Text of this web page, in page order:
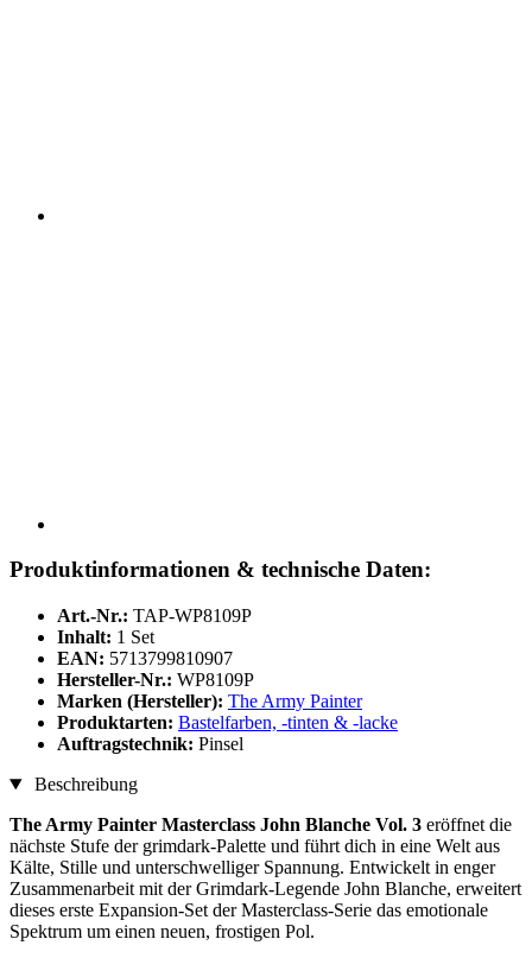
Produktinformationen & technische Daten:
Art.-Nr.: TAP-WP8109P
Inhalt: 1 Set
EAN: 5713799810907
Hersteller-Nr.: WP8109P
Marken (Hersteller): The Army Painter
Produktarten: Bastelfarben, -tinten & -lacke
Auftragstechnik: Pinsel
Beschreibung
The Army Painter Masterclass John Blanche Vol. 3 eröffnet die
nächste Stufe der grimdark-Palette und führt dich in eine Welt aus
Kälte, Stille und unterschwelliger Spannung. Entwickelt in enger
Zusammenarbeit mit der Grimdark-Legende John Blanche, erweitert
dieses erste Expansion-Set der Masterclass-Serie das emotionale
Spektrum um einen neuen, frostigen Pol.